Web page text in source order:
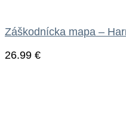
Záškodnícka mapa –
26.99 €